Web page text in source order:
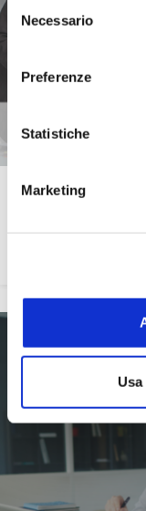
delNecessario
Preferenze
Statistiche
Marketing
Gestionale 1